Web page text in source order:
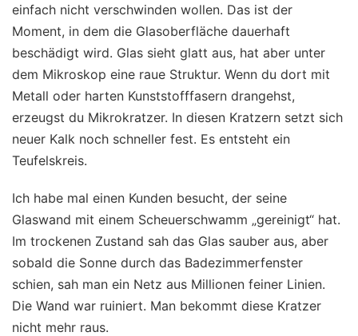
einfach nicht verschwinden wollen. Das ist der
Moment, in dem die Glasoberfläche dauerhaft
beschädigt wird. Glas sieht glatt aus, hat aber unter
dem Mikroskop eine raue Struktur. Wenn du dort mit
Metall oder harten Kunststofffasern drangehst,
erzeugst du Mikrokratzer. In diesen Kratzern setzt sich
neuer Kalk noch schneller fest. Es entsteht ein
Teufelskreis.
Ich habe mal einen Kunden besucht, der seine
Glaswand mit einem Scheuerschwamm „gereinigt“ hat.
Im trockenen Zustand sah das Glas sauber aus, aber
sobald die Sonne durch das Badezimmerfenster
schien, sah man ein Netz aus Millionen feiner Linien.
Die Wand war ruiniert. Man bekommt diese Kratzer
nicht mehr raus.